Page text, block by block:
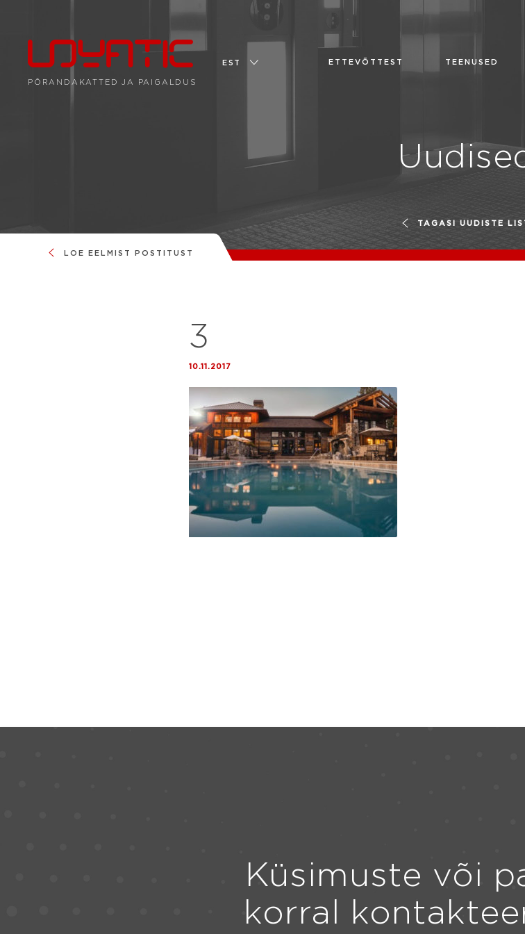
EST
PÕRANDAKATTED JA PAIGALDUS
ETTEVÕTTEST TEENUSED
TAGASI UUDISTE
LOE EELMIST POSTITUST
3
10.11.2017
Küsimuste või
korral